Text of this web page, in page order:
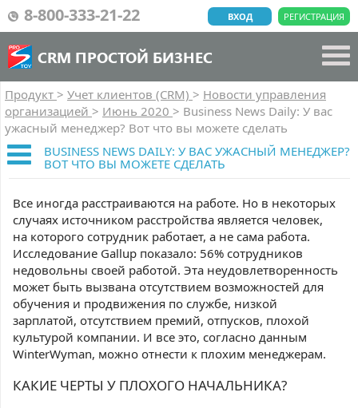
8-800-333-21-22 РЕГИСТРАЦИЯ
ВХОД
CRM ПРОСТОЙ БИЗНЕС
Продукт > Учет клиентов (CRM) > Новости управления
организацией > Июнь 2020 > Business News Daily: У вас
ужасный менеджер? Вот что вы можете сделать
BUSINESS NEWS DAILY: У ВАС УЖАСНЫЙ МЕНЕДЖЕР?
ВОТ ЧТО ВЫ МОЖЕТЕ СДЕЛАТЬ
Все иногда расстраиваются на работе. Но в некоторых
случаях источником расстройства является человек,
на которого сотрудник работает, а не сама работа.
Исследование Gallup показало: 56% сотрудников
недовольны своей работой. Эта неудовлетворенность
может быть вызвана отсутствием возможностей для
обучения и продвижения по службе, низкой
зарплатой, отсутствием премий, отпусков, плохой
культурой компании. И все это, согласно данным
WinterWyman, можно отнести к плохим менеджерам.
КАКИЕ ЧЕРТЫ У ПЛОХОГО НАЧАЛЬНИКА?